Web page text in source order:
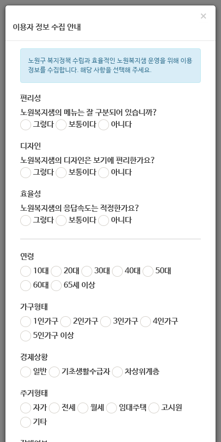
주간 인기검색어
한눈으로 보는 복지 정보
×
이용자 정보 수집 안내
노원구 복지정책 수립과 효율적인 노원복지샘 운영을 위해 이용
정보를 수집합니다. 해당 사항을 선택해 주세요.
편리성
노원복지샘의 메뉴는 잘 구분되어 있습니까?
그렇다
보통이다 아니다
디자인
노원복지샘의 디자인은 보기에 편리한가요?
그렇다
보통이다 아니다
효율성
노원복지샘의 응답속도는 적정한가요?
그렇다
보통이다 아니다
연령
10대
20대 30대 40대
50대
60대
65세 이상
가구형태
1인가구
2인가구 3인가구
4인가구
5인가구 이상
경제상황
일반
기초생활수급자 차상위계층
주거형태
자가
전세 월세 임대주택
고시원
기타
[한국사회복지사협회] 2020년 저소득 어르신 긴급먹거리 지원사
업 안내
작성자 노원 복지샘
작성일 2020-06-07 09:42
전체 글보기 :
Events.action?brd_cmd=ViewArticle&brd_boardId=info_
eventIntro_10&brd_articleId=221709
좋아요0 싫어요
[우양재단] 2020년 저소득 어르신 2차 긴급 먹거리 지원 사업 안내
목록보기